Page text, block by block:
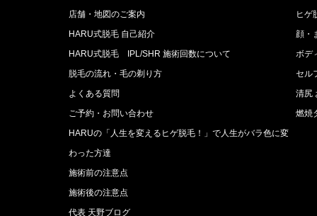
店舗・地図のご案内
HARU式脱毛 自己紹介
HARU式脱毛 IPL/SHR 施術回数について
脱毛の流れ・毛の剃り方
よくある質問
ご予約・お問い合わせ
HARUの「人生を変えるヒゲ脱毛！」で人生がバラ色に変
わった方達
施術前の注意点
施術後の注意点
代表 天野ブログ
ヒゲ
顔・
ボデ
セル
清尻
燃焼